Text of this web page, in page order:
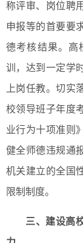
称评审、岗位聘
申报等的首要要
德考核结果。高
训，达到一定学
上岗任教。切实
校领导班子年度
业行为十项准则
健全师德违规通
机关建立的全国
限制制度。
三、建设高